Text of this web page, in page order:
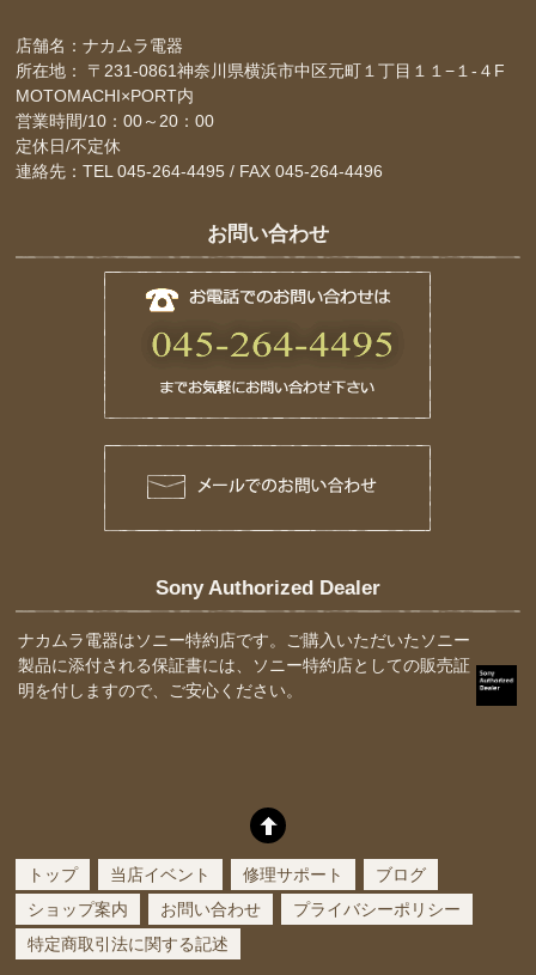
店舗名：ナカムラ電器
所在地： 〒231-0861神奈川県横浜市中区元町１丁目１１−１-４F
MOTOMACHI×PORT内
営業時間/10：00～20：00
定休日/不定休
連絡先：TEL 045-264-4495 / FAX 045-264-4496
お問い合わせ
Sony Authorized Dealer
ナカムラ電器はソニー特約店です。ご購入いただいたソニー
製品に添付される保証書には、ソニー特約店としての販売証
明を付しますので、ご安心ください。
トップ 当店イベント 修理サポート
ブログ
ショップ案内
お問い合わせ
プライバシーポリシー
特定商取引法に関する記述